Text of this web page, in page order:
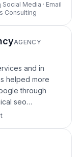
Social Media · Email
Consulting
AGENCY
and in
helped more
through
seo…